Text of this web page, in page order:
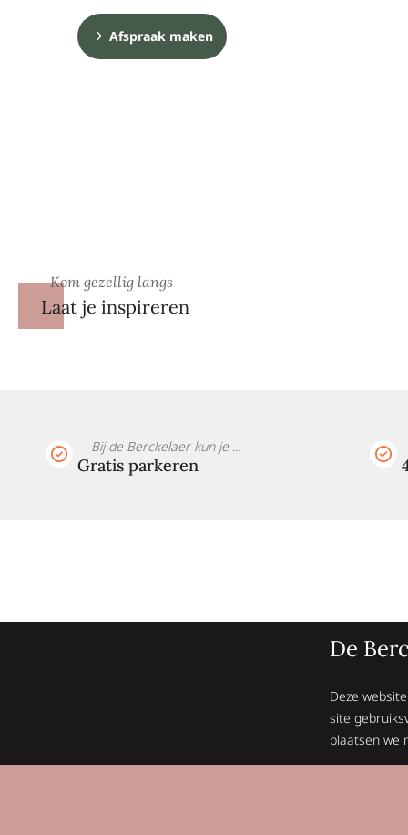
Afspraak maken
Kom gezellig langs
Laat je inspireren
Bij de Berckelaer kun je ...
Gratis parkeren
De
Deze
site
plaatsen we